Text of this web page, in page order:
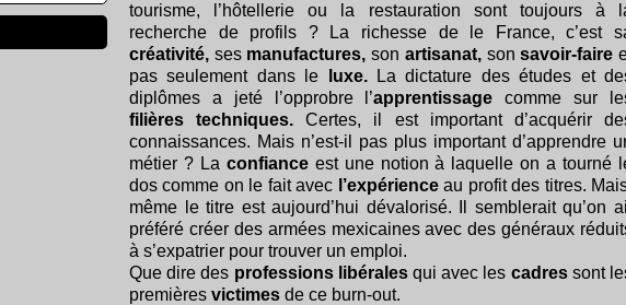
tourisme, l’hôtellerie ou la restauration sont toujours à
recherche de profils ? La richesse de le France, c’est
créativité, ses manufactures, son artisanat,sonsavoir-faire
pas seulement dans le
luxe.La dictature des études et
diplômes a jeté l’opprobre l’apprentissage comme sur
filières techniques. Certes, il est important d’acquérir
connaissances. Mais n’est-il pas plus important d’apprendre
métier ? La confianceest une notion à laquelle on a tourné
dos comme on le fait avec l’expérienceau profit des titres.
même le titre est aujourd’hui dévalorisé. Il semblerait qu’on
préféré créer des armées mexicaines avec des généraux
à s’expatrier pour trouver un emploi.
Que dire des professions libéralesqui avec les cadressont
premières victimes de ce burn-out.